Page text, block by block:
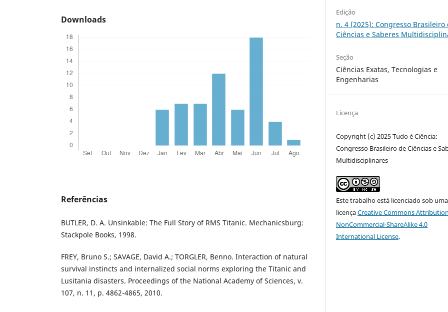
Downloads
Referências
BUTLER, D. A. Unsinkable: The Full Story of RMS Titanic. Mechanicsburg:
Stackpole Books, 1998.
FREY, Bruno S.; SAVAGE, David A.; TORGLER, Benno. Interaction of natural
survival instincts and internalized social norms exploring the Titanic and
Lusitania disasters. Proceedings of the National Academy of Sciences, v.
107, n. 11, p. 4862-4865, 2010.
Edição
n. 4 (2025): Congresso Brasileiro
Ciências e Saberes
Seção
Ciências Exatas, Tecnologias e
Engenharias
Licença
Copyright (c) 2025 Tudo é Ciência:
Congresso Brasileiro de Ciências e
Multidisciplinares
Este trabalho está licenciado sob uma
licençaCreative Commons
NonCommercial-ShareAlike 4.0
International License.